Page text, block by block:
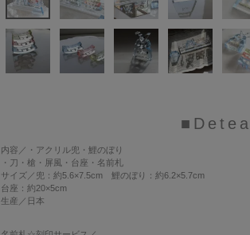
■Deteal
内容 ／・アクリル兜・鯉のぼり
・刀・槍・屏風・台座・名前札
サイズ／兜：約5.6×7.5cm 鯉のぼり：約6.2×5.7cm
台座：約20×5cm
生産 ／日本